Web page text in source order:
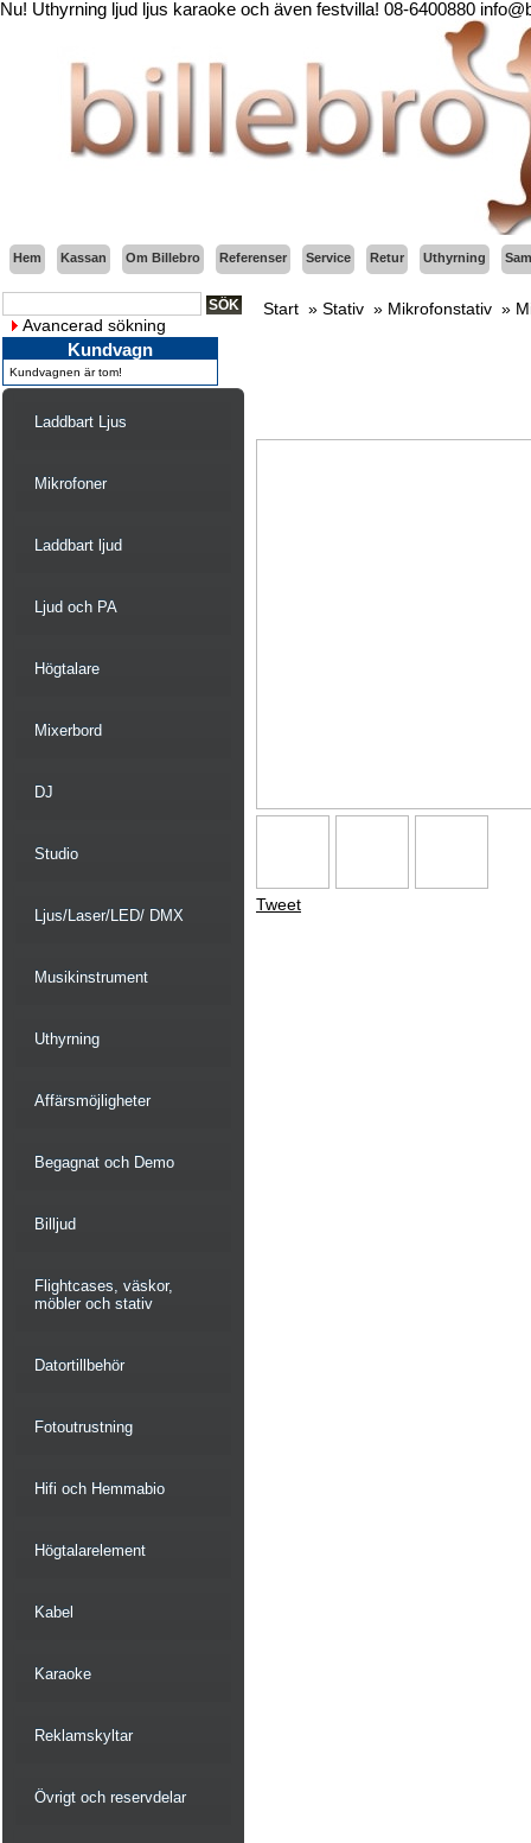
Nu! Uthyrning ljud ljus karaoke och även festvilla! 08-6400880
Hem Kassan Om Billebro Referenser Service Retur Uthyrning
Avancerad sökning
Kundvagn
Kundvagnen är tom!
Laddbart Ljus
Mikrofoner
Laddbart ljud
Ljud och PA
Högtalare
Mixerbord
DJ
Studio
Ljus/Laser/LED/ DMX
Musikinstrument
Uthyrning
Affärsmöjligheter
Begagnat och Demo
Billjud
Flightcases, väskor,
möbler och stativ
Datortillbehör
Fotoutrustning
Hifi och Hemmabio
Högtalarelement
Kabel
Karaoke
Reklamskyltar
Övrigt och reservdelar
Start » Stativ » Mikrofonstativ »
Tweet